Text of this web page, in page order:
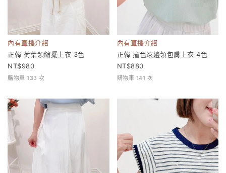
內有直播介紹
正韓 荷葉領縮擺上衣 3色
980
購物車 133 次
內有直播介紹
正韓 撞色滾邊領包肩上衣 4色
880
購物車 141 次